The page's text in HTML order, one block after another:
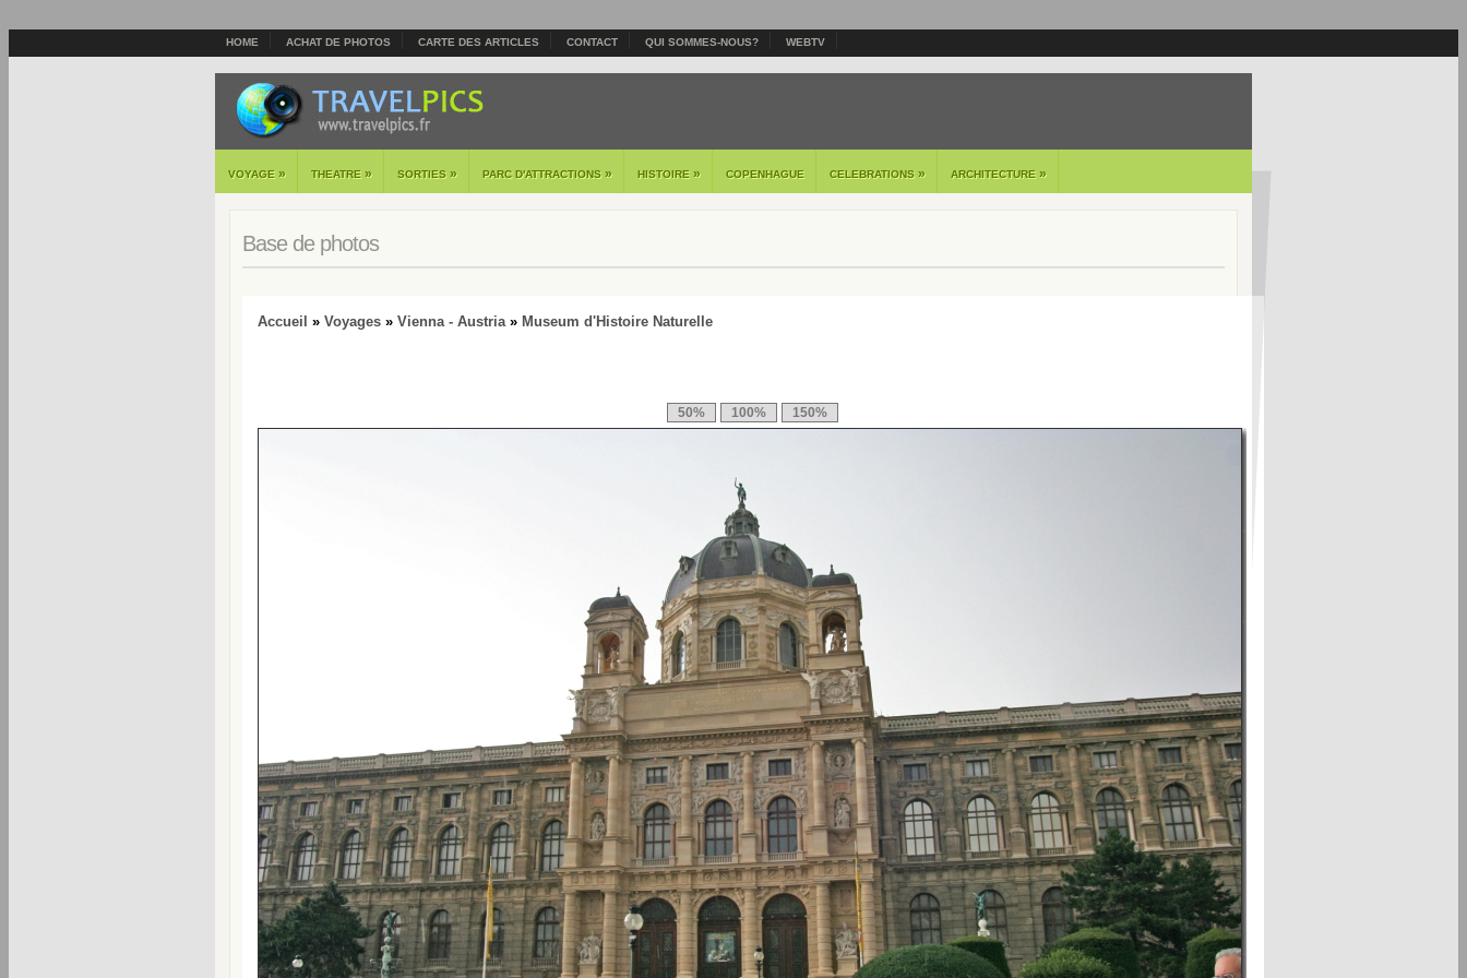
HOME ACHAT DE PHOTOS CARTE DES ARTICLES CONTACT QUI SOMMES-NOUS? WEBTV
VOYAGE » THEATRE » SORTIES » PARC D'ATTRACTIONS » HISTOIRE » COPENHAGUE CELEBRATIONS » ARCHITECTURE »
Base de photos
Accueil » Voyages » Vienna - Austria» Museum d'Histoire Naturelle